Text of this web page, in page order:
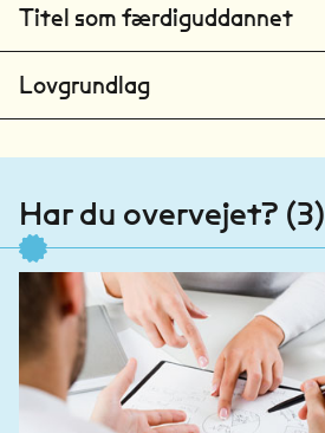
Titel som færdiguddannet
Lovgrundlag
Har du overvejet? (3)